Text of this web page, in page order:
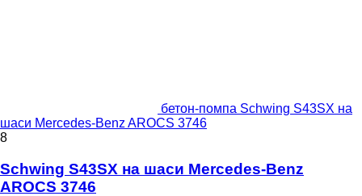
бетон-помпа Schwing S43SX на
шаси Mercedes-Benz AROCS 3746
8
Schwing S43SX на шаси Mercedes-Benz
AROCS 3746